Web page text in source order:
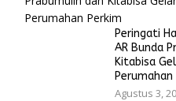
Peringati
AR Bunda
Kitabisa
Perumahan
Agustus 3,